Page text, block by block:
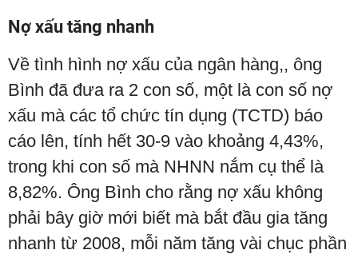
Nợ xấu tăng nhanh
Về tình hình nợ xấu của ngân hàng,, ông
Bình đã đưa ra 2 con số, một là con số nợ
xấu mà các tổ chức tín dụng (TCTD) báo
cáo lên, tính hết 30-9 vào khoảng 4,43%,
trong khi con số mà NHNN nắm cụ thể là
8,82%. Ông Bình cho rằng nợ xấu không
phải bây giờ mới biết mà bắt đầu gia tăng
nhanh từ 2008, mỗi năm tăng vài chục phần